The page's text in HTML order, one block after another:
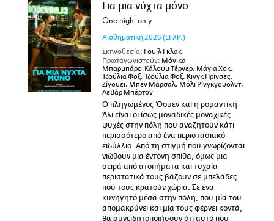
Για μια νύχτα μόνο
One night only
Αισθηματική 2026 (ΕΓΧΡ.)
Σκηνοθεσία: Γουίλ Γκλακ
Πρωταγωνιστούν: Μόνικα
Μπαρμπάρο,Κάλουμ Τέρνερ, Μάγια Χοκ,
Τζούλια Φοξ, Τζούλια Φοξ, Κινγκ Πρίνσες,
Ζίγουεϊ, Μπεν Μάρσαλ, Μόλι Ρίνγκγουολντ,
ΛεΒάρ Μπέρτον
Ο πληγωμένος Όουεν και η ρομαντική
Άλι είναι οι ίσως μοναδικές μοναχικές
ψυχές στην πόλη που αναζητούν κάτι
περισσότερο από ένα περιστασιακό
ειδύλλιο. Από τη στιγμή που γνωρίζονται
νιώθουν μια έντονη σπίθα, όμως μια
σειρά από ατοπήματα και τυχαία
περιστατικά τους βάζουν σε μπελάδες
που τους κρατούν χώρια. Σε ένα
κυνηγητό μέσα στην πόλη, που μία του
απομακρύνει και μία τους φέρνει κοντά,
θα συνειδητοποιήσουν ότι αυτό που